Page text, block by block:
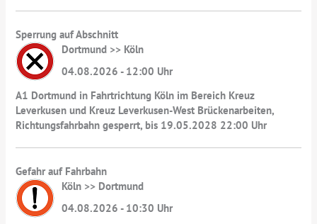
Sperrung auf Abschnitt
Dortmund >> Köln
04.08.2026 - 12:00 Uhr
A1 Dortmund in Fahrtrichtung Köln im Bereich Kreuz
Leverkusen und Kreuz Leverkusen-West Brückenarbeiten,
Richtungsfahrbahn gesperrt, bis 19.05.2028 22:00 Uhr
Gefahr auf Fahrbahn
Köln >> Dortmund
04.08.2026 - 10:30 Uhr